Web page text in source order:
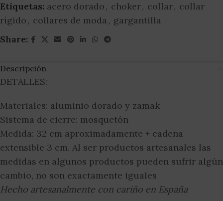
Etiquetas: acero dorado, choker, collar, collar
rígido, collares de moda, gargantilla
Share:
Descripción
DETALLES:
Materiales: aluminio dorado y zamak
Sistema de cierre: mosquetón
Medida: 32 cm aproximadamente + cadena
extensible 3 cm. Al ser productos artesanales las
medidas en algunos productos pueden sufrir algún
cambio, no son exactamente iguales
Hecho artesanalmente con cariño en España